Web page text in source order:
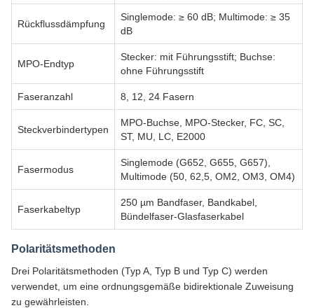
Rückflussdämpfung
Singlemode: ≥ 60 dB; Multimode: ≥ 35
dB
MPO-Endtyp
Stecker: mit Führungsstift; Buchse:
ohne Führungsstift
Faseranzahl 8, 12, 24 Fasern
Steckverbindertypen
MPO-Buchse, MPO-Stecker, FC, SC,
ST, MU, LC, E2000
Fasermodus
Singlemode (G652, G655, G657),
Multimode (50, 62,5, OM2, OM3, OM4)
Faserkabeltyp
250 µm Bandfaser, Bandkabel,
Bündelfaser-Glasfaserkabel
Polaritätsmethoden
Drei Polaritätsmethoden (Typ A, Typ B und Typ C) werden
verwendet, um eine ordnungsgemäße bidirektionale Zuweisung
zu gewährleisten.